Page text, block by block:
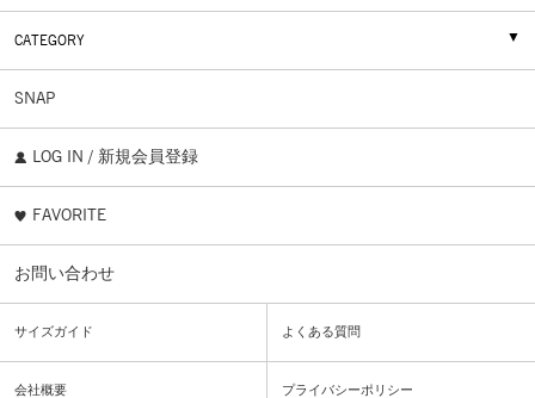
CATEGORY
SNAP
LOG IN / 新規会員登録
FAVORITE
お問い合わせ
サイズガイド よくある質問
会社概要 プライバシーポリシー